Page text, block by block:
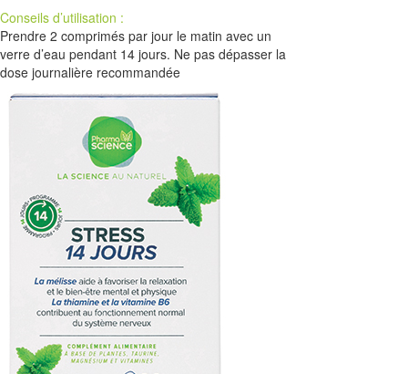
Conseils d’utilisation :
Prendre 2 comprimés par jour le matin avec un
verre d’eau pendant 14 jours. Ne pas dépasser la
dose journalière recommandée